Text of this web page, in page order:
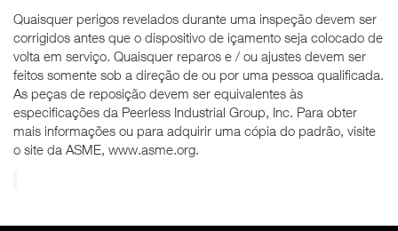
Quaisquer perigos revelados durante uma inspeção devem ser
corrigidos antes que o dispositivo de içamento seja colocado de
volta em serviço. Quaisquer reparos e / ou ajustes devem ser
feitos somente sob a direção de ou por uma pessoa qualificada.
As peças de reposição devem ser equivalentes às
especificações da Peerless Industrial Group, Inc. Para obter
mais informações ou para adquirir uma cópia do padrão, visite
o site da ASME, www.asme.org.